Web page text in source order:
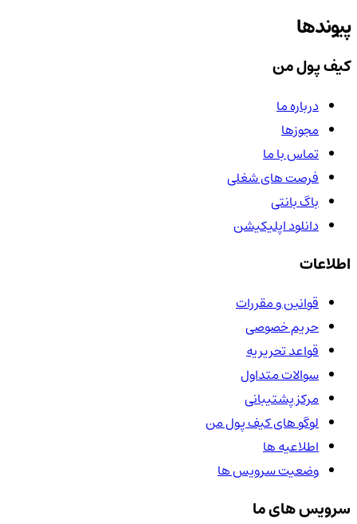
پیوندها
کیف پول من
درباره ما
مجوزها
تماس با ما
فرصت های شغلی
باگ بانتی
دانلود اپلیکیشن
اطلاعات
قوانین و مقررات
حریم خصوصی
قواعد تحریریه
سوالات متداول
مرکز پشتیبانی
لوگو های کیف پول من
اطلاعیه ها
وضعیت سرویس ها
سرویس های ما